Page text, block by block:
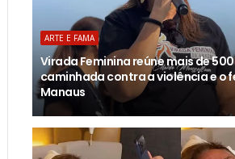
ARTE E FAMA
Virada Feminina reúne mais de
caminhada contra a violência e o
Manaus